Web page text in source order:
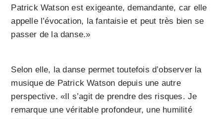
Patrick Watson est exigeante, demandante, car elle
appelle l’évocation, la fantaisie et peut très bien se
passer de la danse.»
Selon elle, la danse permet toutefois d’observer la
musique de Patrick Watson depuis une autre
perspective. «Il s’agit de prendre des risques. Je
remarque une véritable profondeur, une humilité